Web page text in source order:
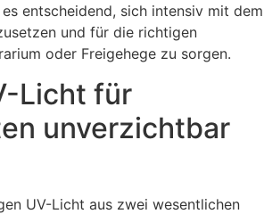
entscheidend, sich intensiv mit dem
und für die richtigen
oder Freigehege zu sorgen.
Licht für
unverzichtbar
UV-Licht aus zwei wesentlichen